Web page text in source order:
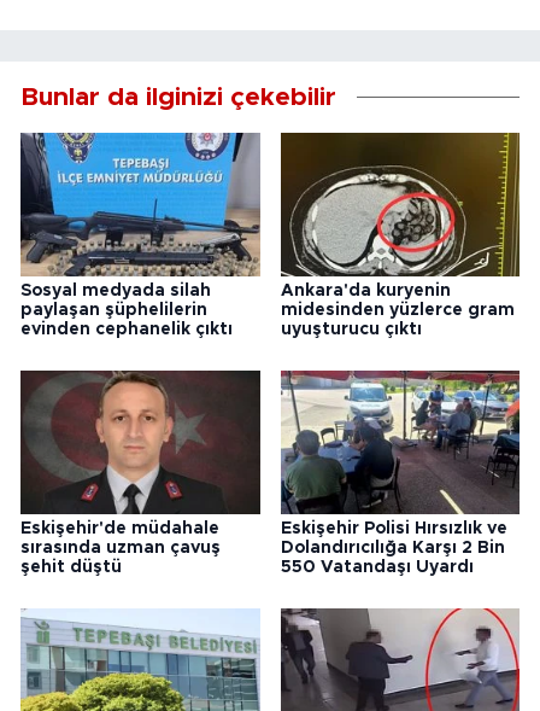
Bunlar da ilginizi çekebilir
Sosyal medyada silah
paylaşan şüphelilerin
evinden cephanelik çıktı
Ankara'da kuryenin
midesinden yüzlerce gram
uyuşturucu çıktı
Eskişehir'de müdahale
sırasında uzman çavuş
şehit düştü
Eskişehir Polisi Hırsızlık ve
Dolandırıcılığa Karşı 2 Bin
550 Vatandaşı Uyardı